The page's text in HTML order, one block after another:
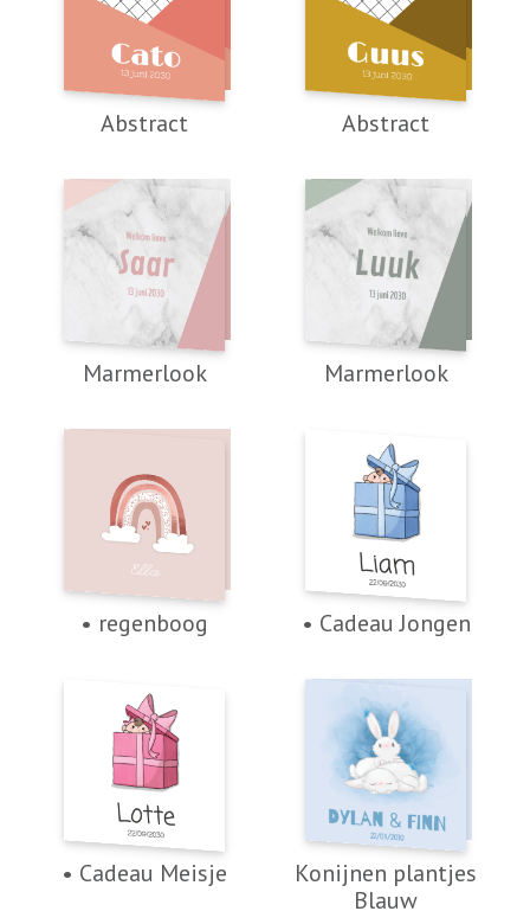
Abstract Abstract
Marmerlook Marmerlook
• regenboog • Cadeau Jongen
• Cadeau Meisje
Konijnen plantjes
Blauw